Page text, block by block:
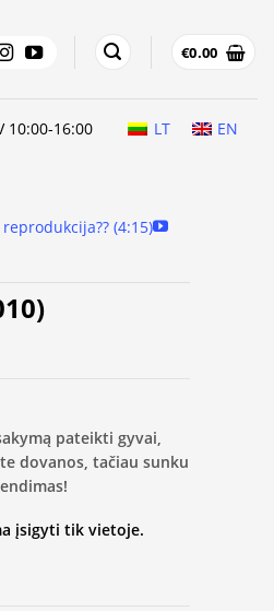
€0.00
10:00-16:00 LT EN
(4:15)
pateikti gyvai,
dovanos, tačiau sunku
įsigyti tik vietoje.